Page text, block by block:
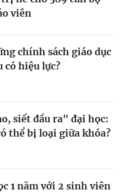
viên
chính sách giáo dục
có hiệu lực?
siết đầu ra" đại học:
thể bị loại giữa khóa?
1 năm với 2 sinh viên